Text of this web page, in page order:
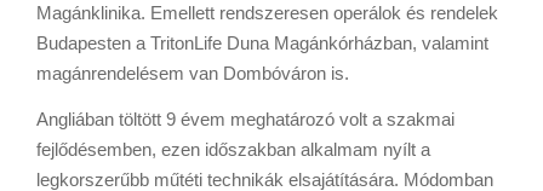
Magánklinika. Emellett rendszeresen operálok és rendelek
Budapesten a TritonLife Duna Magánkórházban, valamint
magánrendelésem van Dombóváron is.
Angliában töltött 9 évem meghatározó volt a szakmai
fejlődésemben, ezen időszakban alkalmam nyílt a
legkorszerűbb műtéti technikák elsajátítására. Módomban